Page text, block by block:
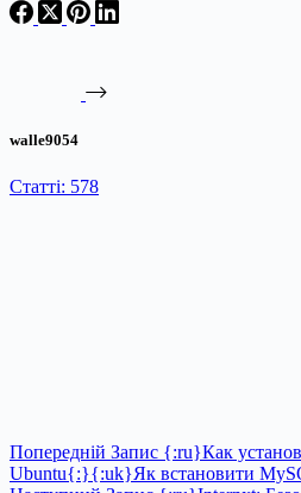
walle9054
Статті: 578
Попередній Запис {:ru}Как
Ubuntu{:}{:uk}Як встановити